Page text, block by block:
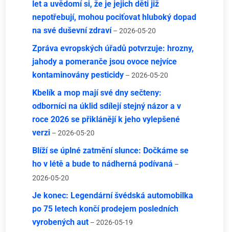
let a uvědomí si, že je jejich děti již
nepotřebují, mohou pociťovat hluboký dopad
na své duševní zdraví – 2026-05-20
Zpráva evropských úřadů potvrzuje: hrozny,
jahody a pomeranče jsou ovoce nejvíce
kontaminovány pesticidy – 2026-05-20
Kbelík a mop mají své dny sečteny:
odborníci na úklid sdílejí stejný názor a v
roce 2026 se přiklánějí k jeho vylepšené
verzi – 2026-05-20
Blíží se úplné zatmění slunce: Dočkáme se
ho v létě a bude to nádherná podívaná –
2026-05-20
Je konec: Legendární švédská automobilka
po 75 letech končí prodejem posledních
vyrobených aut – 2026-05-19